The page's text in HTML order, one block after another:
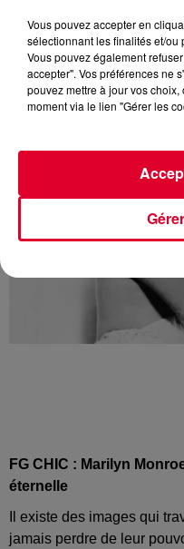
FG CHIC : Marilyn
éternelle
Il existe des images qui
jamais perdre de leur
Vous pouvez accepter en
sélectionnant les finalités et/ou
Vous pouvez également
accepter". Vos préférences ne
pouvez mettre à jour vos
moment via le lien "Gérer les